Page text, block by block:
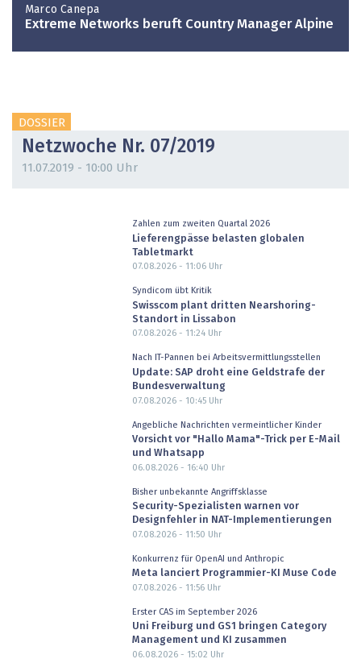
Marco Canepa
Extreme Networks beruft Country Manager Alpine
DOSSIER
Netzwoche Nr. 07/2019
11.07.2019 - 10:00 Uhr
Zahlen zum zweiten Quartal 2026
Lieferengpässe belasten globalen
Tabletmarkt
07.08.2026 - 11:06Uhr
Syndicom übt Kritik
Swisscom plant dritten Nearshoring-
Standort in Lissabon
07.08.2026 - 11:24Uhr
Nach IT-Pannen bei Arbeitsvermittlungsstellen
Update: SAP droht eine Geldstrafe der
Bundesverwaltung
07.08.2026 - 10:45Uhr
Angebliche Nachrichten vermeintlicher Kinder
Vorsicht vor "Hallo Mama"-Trick per E-Mail
und Whatsapp
06.08.2026 - 16:40 Uhr
Bisher unbekannte Angriffsklasse
Security-Spezialisten warnen vor
Designfehler in NAT-Implementierungen
07.08.2026 - 11:50 Uhr
Konkurrenz für OpenAI und Anthropic
Meta lanciert Programmier-KI Muse Code
07.08.2026 - 11:56Uhr
Erster CAS im September 2026
Uni Freiburg und GS1 bringen Category
Management und KI zusammen
06.08.2026 - 15:02 Uhr